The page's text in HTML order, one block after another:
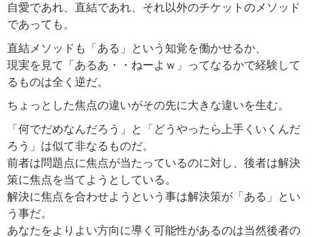
自愛であれ、直結であれ、それ以外のチケットのメソッド
であっても。
直結メソッドも「ある」という知覚を働かせるか、
現実を見て「あるあ・・ねーよｗ」ってなるかで経験して
るものは全く逆だ。
ちょっとした焦点の違いがその先に大きな違いを生む。
「何でだめなんだろう」と「どうやったら上手くいくんだ
ろう」は似て非なるものだ。
前者は問題点に焦点が当たっているのに対し、後者は解決
策に焦点を当てようとしている。
解決に焦点を合わせようという事は解決策が「ある」とい
う事だ。
あなたをよりよい方向に導く可能性があるのは当然後者の